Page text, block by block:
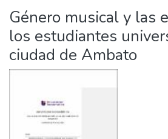
Estadísticas Externas
Género musical y las
los estudiantes
ciudad de Ambato